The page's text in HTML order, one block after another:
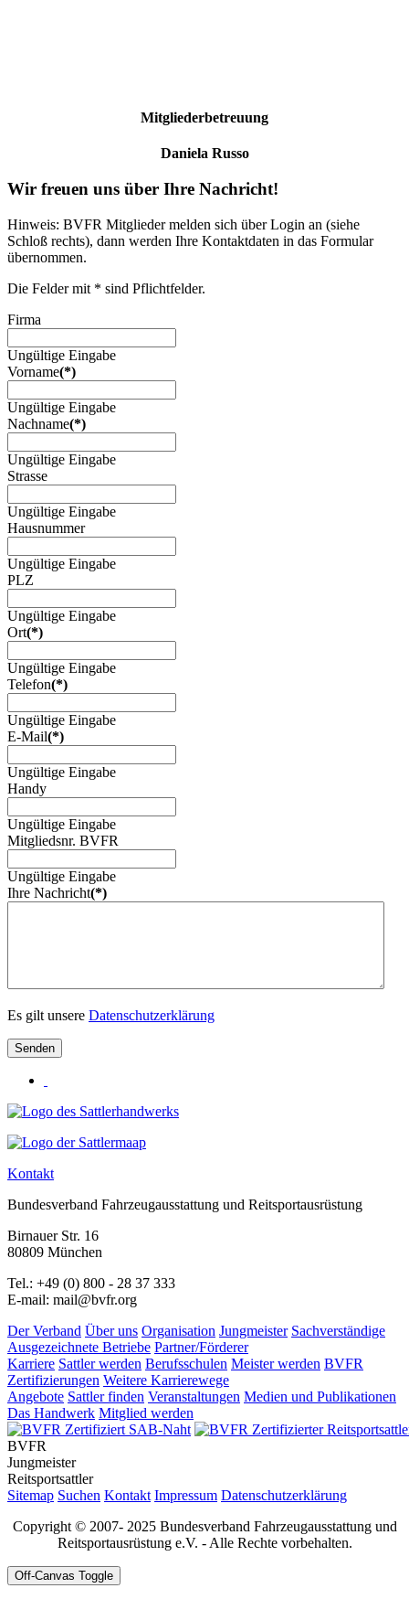
Mitgliederbetreuung
Daniela Russo
Wir freuen uns über Ihre Nachricht!
Hinweis: BVFR Mitglieder melden sich über Login an (siehe
Schloß rechts), dann werden Ihre Kontaktdaten in das Formular
übernommen.
Die Felder mit * sind Pflichtfelder.
Firma
Ungültige Eingabe
Vorname(*)
Ungültige Eingabe
Nachname(*)
Ungültige Eingabe
Strasse
Ungültige Eingabe
Hausnummer
Ungültige Eingabe
PLZ
Ungültige Eingabe
Ort(*)
Ungültige Eingabe
Telefon(*)
Ungültige Eingabe
E-Mail(*)
Ungültige Eingabe
Handy
Ungültige Eingabe
Mitgliedsnr. BVFR
Ungültige Eingabe
Ihre Nachricht(*)
Es gilt unsere Datenschutzerklärung
Senden
Kontakt
Bundesverband Fahrzeugausstattung und Reitsportausrüstung
Birnauer Str. 16
80809 München
Tel.: +49 (0) 800 - 28 37 333
E-mail: mail@bvfr.org
Der Verband Über uns Organisation Jungmeister Sachverständige
Ausgezeichnete Betriebe Partner/Förderer
Karriere Sattler werden Berufsschulen Meister werden BVFR
Zertifizierungen Weitere Karrierewege
Angebote Sattler finden Veranstaltungen Medien und Publikationen
Das Handwerk Mitglied werden
BVFR
Jungmeister
Reitsportsattler
Sitemap Suchen Kontakt Impressum Datenschutzerklärung
Copyright © 2007- 2025 Bundesverband Fahrzeugausstattung und
Reitsportausrüstung e.V. - Alle Rechte vorbehalten.
Off-Canvas Toggle